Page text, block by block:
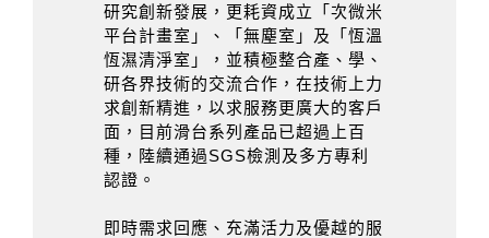
研究創新發展，更耗資成立「次微米
平台計畫室」、「無塵室」及「恆溫
恆濕清淨室」，並積極整合產、學、
研各界技術的交流合作，在技術上力
求創新精進，以求服務更廣大的客戶
面，目前滑台系列產品已超過上百
種，陸續通過SGS檢測及多方專利
認證。
即時需求回應、充滿活力及優越的服